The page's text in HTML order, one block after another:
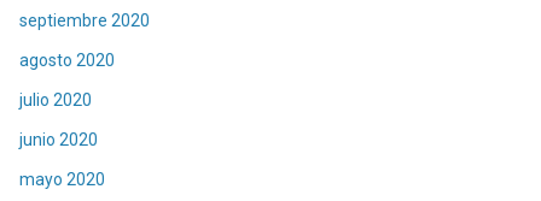
septiembre 2020
agosto 2020
julio 2020
junio 2020
mayo 2020